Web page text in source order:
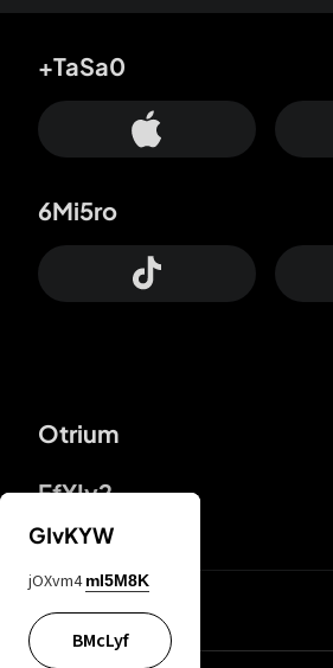
Otrium
FfYIy2
+TaSa0
6Mi5ro
KIjvtr
GIvKYW
jOXvm4 mI5M8K
BMcLyf